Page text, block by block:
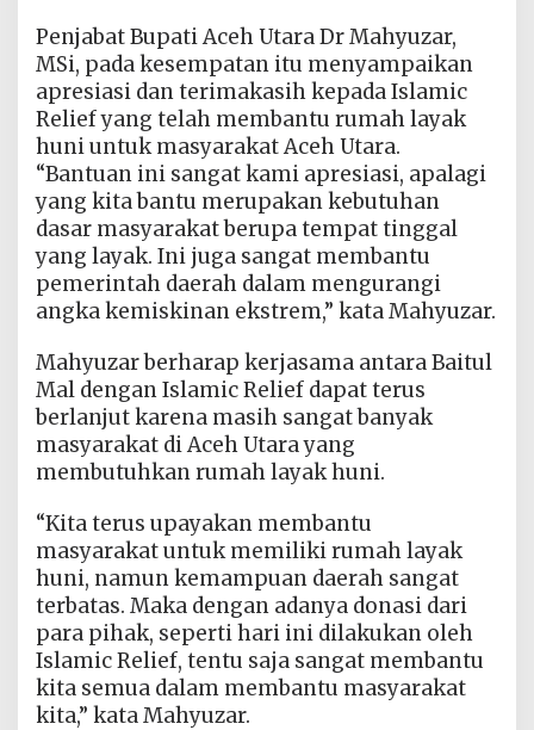
Penjabat Bupati Aceh Utara Dr Mahyuzar,
MSi, pada kesempatan itu menyampaikan
apresiasi dan terimakasih kepada Islamic
Relief yang telah membantu rumah layak
huni untuk masyarakat Aceh Utara.
“Bantuan ini sangat kami apresiasi, apalagi
yang kita bantu merupakan kebutuhan
dasar masyarakat berupa tempat tinggal
yang layak. Ini juga sangat membantu
pemerintah daerah dalam mengurangi
angka kemiskinan ekstrem,” kata Mahyuzar.
Mahyuzar berharap kerjasama antara Baitul
Mal dengan Islamic Relief dapat terus
berlanjut karena masih sangat banyak
masyarakat di Aceh Utara yang
membutuhkan rumah layak huni.
“Kita terus upayakan membantu
masyarakat untuk memiliki rumah layak
huni, namun kemampuan daerah sangat
terbatas. Maka dengan adanya donasi dari
para pihak, seperti hari ini dilakukan oleh
Islamic Relief, tentu saja sangat membantu
kita semua dalam membantu masyarakat
kita,” kata Mahyuzar.